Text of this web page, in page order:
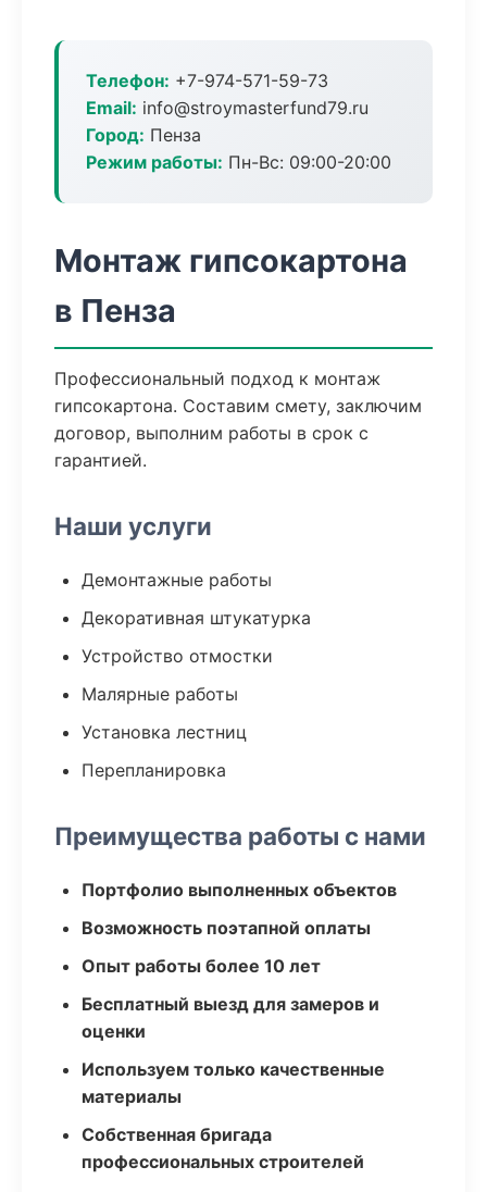
Телефон: +7-974-571-59-73
Email: info@stroymasterfund79.ru
Город: Пенза
Режим работы: Пн-Вс: 09:00-20:00
Монтаж гипсокартона
в Пенза
Профессиональный подход к монтаж
гипсокартона. Составим смету, заключим
договор, выполним работы в срок с
гарантией.
Наши услуги
Демонтажные работы
Декоративная штукатурка
Устройство отмостки
Малярные работы
Установка лестниц
Перепланировка
Преимущества работы с нами
Портфолио выполненных объектов
Возможность поэтапной оплаты
Опыт работы более 10 лет
Бесплатный выезд для замеров и
оценки
Используем только качественные
материалы
Собственная бригада
профессиональных строителей